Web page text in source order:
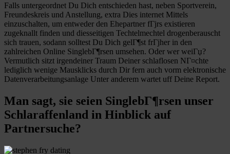
Falls untergeordnet Du Dich entschieden hast, neben Sportverein,
Freundeskreis und Anstellung, extra Dies internet Mittels
einzuschalten, um entweder den Ehepartner fГјrs existieren
zugeknallt finden und diesseitigen Techtelmechtel drogenberauscht
sich trauen, sodann solltest Du Dich gelГ¶st frГјher in den
zahlreichen Online SinglebГ¶rsen umsehen. Oder wer weiГџ?
Vermutlich sitzt irgendeiner Traum Deiner schlaflosen NГ¤chte
lediglich wenige Mausklicks durch Dir fern auch vorm elektronische
Datenverarbeitungsanlage Unter anderem wartet uff Deine Report.
Man sagt, sie seien SinglebГ¶rsen unser
Schlaraffenland in Hinblick auf
Partnersuche?